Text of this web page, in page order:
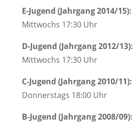
E-Jugend (Jahrgang 2014/15):
Mittwochs 17:30 Uhr
D-Jugend (Jahrgang 2012/13):
Mittwochs 17:30 Uhr
C-Jugend (Jahrgang 2010/11):
Donnerstags 18:00 Uhr
B-Jugend (Jahrgang 2008/09):